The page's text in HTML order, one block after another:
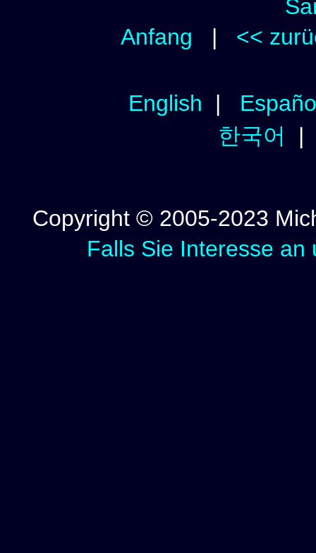
Anfang | <<
English |
한국어
Copyright © 2005-2023
Falls Sie Interesse